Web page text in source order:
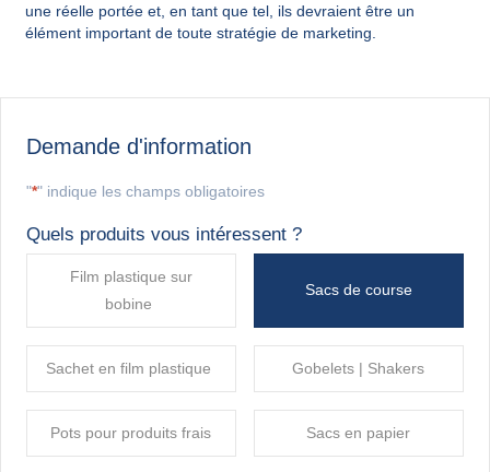
une réelle portée et, en tant que tel, ils devraient être un
élément important de toute stratégie de marketing.
Demande d'information
"*" indique les champs obligatoires
Quels produits vous intéressent ?
Film plastique sur
bobine
Sacs de course
Sachet en film plastique Gobelets | Shakers
Pots pour produits frais Sacs en papier